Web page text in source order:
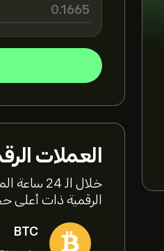
العملات
خلال الـ
الرقمية ذات أعلى
BTC